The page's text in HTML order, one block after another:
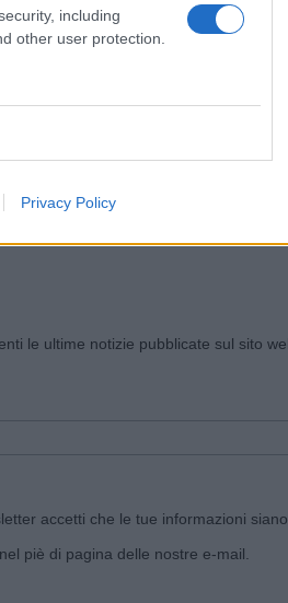
including
other user protection.
Privacy Policy
|Segnala
le ultime notizie pubblicate sul sito
accetti che le tue informazioni
piè di pagina delle nostre e-mail.